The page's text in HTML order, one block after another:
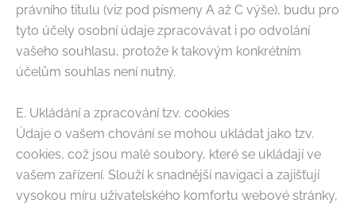
právního titulu (viz pod písmeny A až C výše), budu pro
tyto účely osobní údaje zpracovávat i po odvolání
vašeho souhlasu, protože k takovým konkrétním
účelům souhlas není nutný.
E. Ukládání a zpracování tzv. cookies
Údaje o vašem chování se mohou ukládat jako tzv.
cookies, což jsou malé soubory, které se ukládají ve
vašem zařízení. Slouží k snadnější navigaci a zajišťují
vysokou míru uživatelského komfortu webové stránky,